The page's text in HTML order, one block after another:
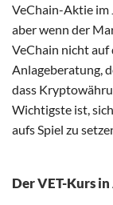
VeChain-Aktie im
aber wenn der
VeChain nicht auf
Anlageberatung,
dass
Wichtigste ist,
aufs Spiel zu
Der VET-Kurs